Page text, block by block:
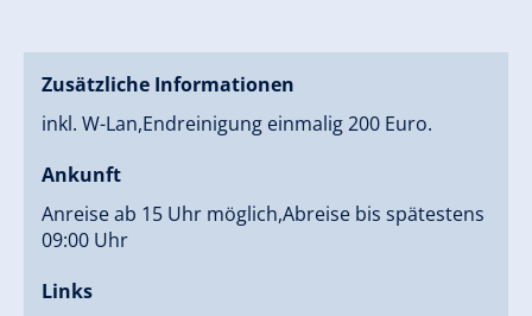
Zusätzliche Informationen
inkl. W-Lan,Endreinigung einmalig 200 Euro.
Ankunft
Anreise ab 15 Uhr möglich,Abreise bis spätestens
09:00 Uhr
Links